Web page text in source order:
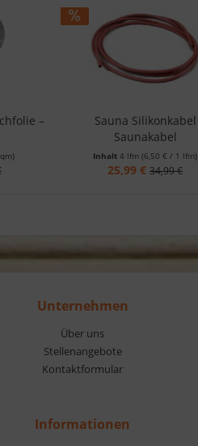
–
Sauna Silikonkabel
Saunakabel
Inhalt4 lfm (6,50 € / 1 lfm)
25,99 € 34,99 €
Unternehmen
Über uns
Stellenangebote
Kontaktformular
Informationen